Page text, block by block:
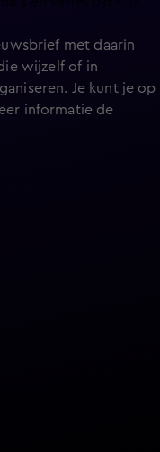
met daarin
wijzelf of in
Je kunt je op
informatie de